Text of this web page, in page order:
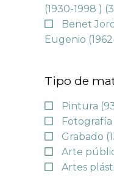
(1930-1998 )
Benet
Eugenio
Tipo de
Pintura
Fotografía
Grabado
Arte
Artes